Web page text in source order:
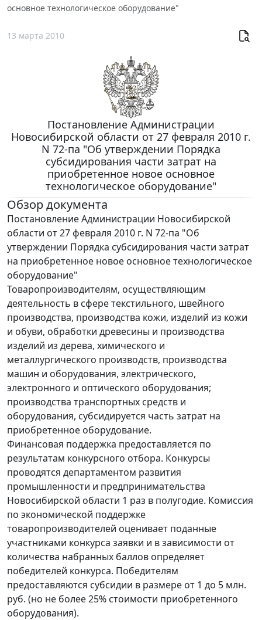
основное технологическое оборудование"
13 марта 2010
Постановление Администрации
Новосибирской области от 27 февраля 2010 г.
N 72-па "Об утверждении Порядка
субсидирования части затрат на
приобретенное новое основное
технологическое оборудование"
Обзор документа
Постановление Администрации Новосибирской
области от 27 февраля 2010 г. N 72-па "Об
утверждении Порядка субсидирования части затрат
на приобретенное новое основное технологическое
оборудование"
Товаропроизводителям, осуществляющим
деятельность в сфере текстильного, швейного
производства, производства кожи, изделий из кожи
и обуви, обработки древесины и производства
изделий из дерева, химического и
металлургического производств, производства
машин и оборудования, электрического,
электронного и оптического оборудования;
производства транспортных средств и
оборудования, субсидируется часть затрат на
приобретенное оборудование.
Финансовая поддержка предоставляется по
результатам конкурсного отбора. Конкурсы
проводятся департаментом развития
промышленности и предпринимательства
Новосибирской области 1 раз в полугодие. Комиссия
по экономической поддержке
товаропроизводителей оценивает поданные
участниками конкурса заявки и в зависимости от
количества набранных баллов определяет
победителей конкурса. Победителям
предоставляются субсидии в размере от 1 до 5 млн.
руб. (но не более 25% стоимости приобретенного
оборудования).